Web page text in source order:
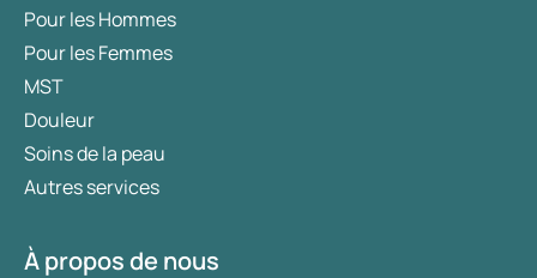
Pour les Hommes
Pour les Femmes
MST
Douleur
Soins de la peau
Autres services
À propos de nous